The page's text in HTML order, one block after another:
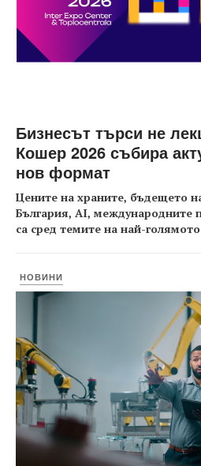
Бизнесът търси не
Кошер 2026 събира
нов формат
Цените на храните, бъдещето
България, AI, международните
са сред темите на най-
НОВИНИ